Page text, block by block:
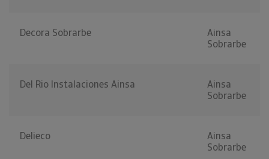
Decora Sobrarbe
Ainsa
Sobrarbe
Del Rio Instalaciones Ainsa
Ainsa
Sobrarbe
Delieco
Ainsa
Sobrarbe